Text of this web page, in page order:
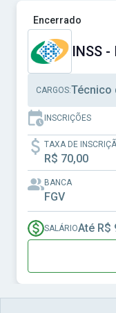
Ver concurso:
Encerrado
INSS
CARGOS:
INSCRIÇÕES
TAXA DE
R$ 70,00
BANCA
FGV
SALÁRIOAté R$